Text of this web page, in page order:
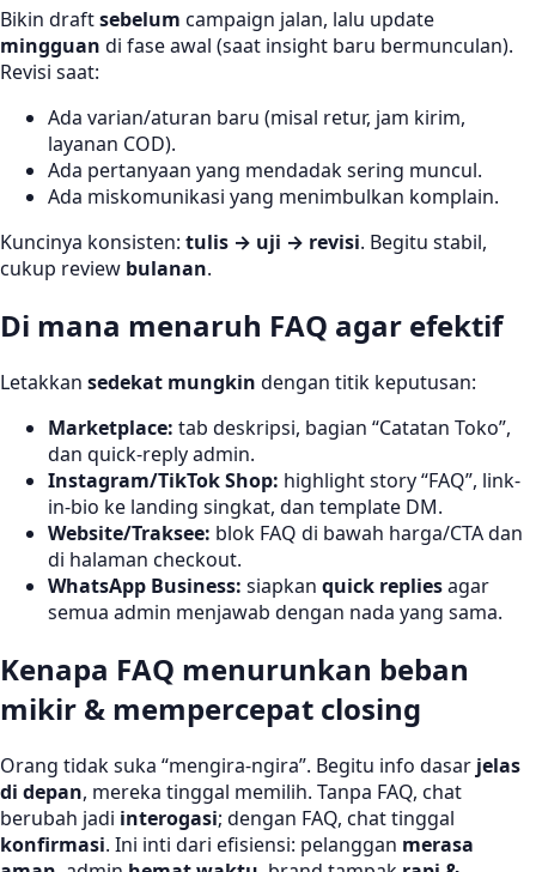
Bikin draftsebelum campaign jalan, lalu update
mingguan di fase awal (saat insight baru bermunculan).
Revisi saat:
Ada varian/aturan baru (misal retur, jam kirim,
layanan COD).
Ada pertanyaan yang mendadak sering muncul.
Ada miskomunikasi yang menimbulkan komplain.
Kuncinya konsisten: tulis → uji → revisi. Begitu stabil,
cukup review bulanan.
Di mana menaruh FAQ agar efektif
Letakkan sedekat mungkin dengan titik keputusan:
Marketplace: tab deskripsi, bagian “Catatan Toko”,
dan quick-reply admin.
Instagram/TikTok Shop: highlight story “FAQ”, link-
in-bio ke landing singkat, dan template DM.
Website/Traksee: blok FAQ di bawah harga/CTA dan
di halaman checkout.
WhatsApp Business: siapkan quick repliesagar
semua admin menjawab dengan nada yang sama.
Kenapa FAQ menurunkan beban
mikir & mempercepat closing
Orang tidak suka “mengira-ngira”. Begitu info dasar jelas
di depan, mereka tinggal memilih. Tanpa FAQ, chat
berubah jadi interogasi; dengan FAQ, chat tinggal
konfirmasi. Ini inti dari efisiensi: pelanggan merasa